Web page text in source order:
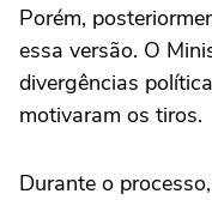
Porém,
essa versão. O
divergências
motivaram os tiros.
Durante o